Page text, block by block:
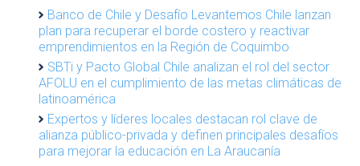
Banco de Chile y Desafío Levantemos Chile lanzan
plan para recuperar el borde costero y reactivar
emprendimientos en la Región de Coquimbo
SBTi y Pacto Global Chile analizan el rol del sector
AFOLU en el cumplimiento de las metas climáticas de
latinoamérica
Expertos y líderes locales destacan rol clave de
alianza público-privada y definen principales desafíos
para mejorar la educación en La Araucanía